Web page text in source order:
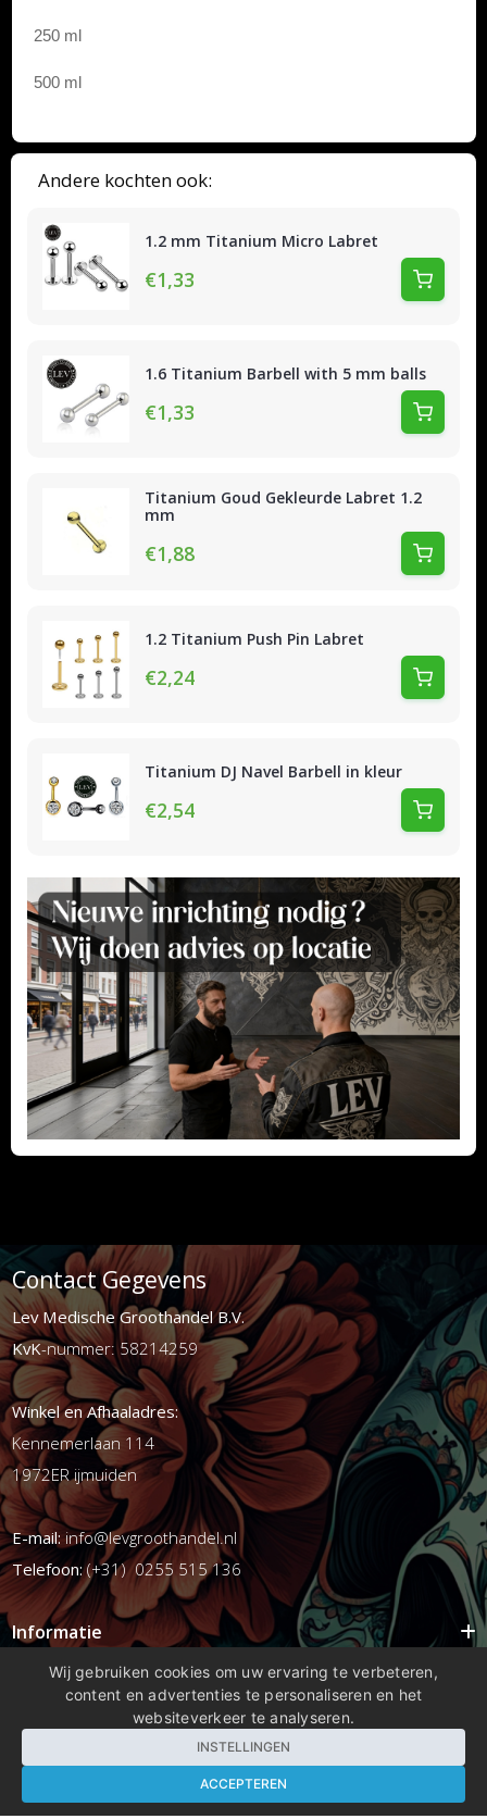
Andere kochten ook:
1.2 mm Titanium Micro Labret
€1,33
1.6 Titanium Barbell with 5 mm balls
€1,33
Titanium Goud Gekleurde Labret 1.2
mm
€1,88
1.2 Titanium Push Pin Labret
€2,24
Titanium DJ Navel Barbell in kleur
€2,54
250 ml
500 ml
Contact Gegevens
Lev Medische Groothandel B.V.
KvK-nummer: 58214259
Winkel en Afhaaladres:
Kennemerlaan 114
1972ER ijmuiden
E-mail:info@levgroothandel.nl
Telefoon:(+31) 0255 515 136
Informatie
Mijn account
Wij gebruiken cookies om uw ervaring te verbeteren,
content en advertenties te personaliseren en het
websiteverkeer te analyseren.
INSTELLINGEN
ACCEPTEREN